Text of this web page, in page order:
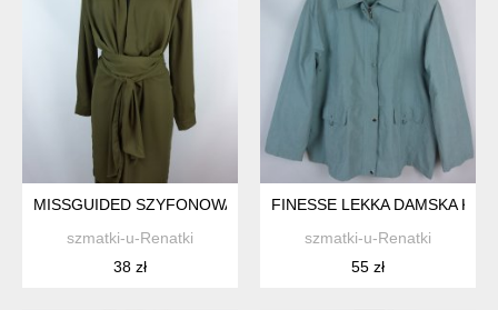
MISSGUIDED SZYFONOWA DŁUŻSZA ASYMETRYCZNA
szmatki-u-Renatki
38 zł
FINESSE LEKKA DAMSKA
szmatki-u-Renatki
55 zł